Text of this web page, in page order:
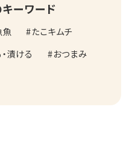
ーワード
魚
たこキムチ
漬ける
おつまみ